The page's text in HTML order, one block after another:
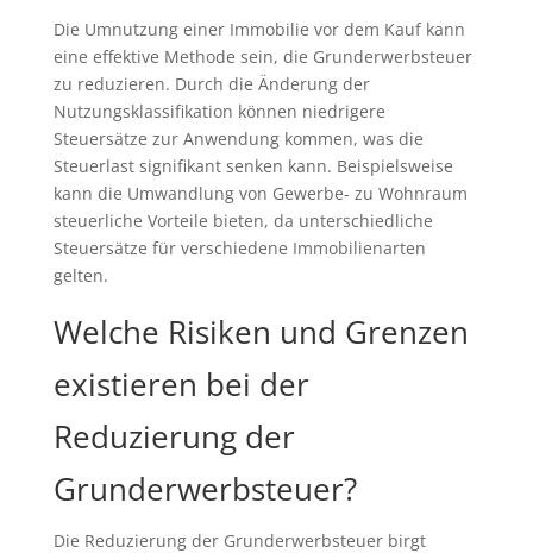
Die Umnutzung einer Immobilie vor dem Kauf kann
eine effektive Methode sein, die Grunderwerbsteuer
zu reduzieren. Durch die Änderung der
Nutzungsklassifikation können niedrigere
Steuersätze zur Anwendung kommen, was die
Steuerlast signifikant senken kann. Beispielsweise
kann die Umwandlung von Gewerbe- zu Wohnraum
steuerliche Vorteile bieten, da unterschiedliche
Steuersätze für verschiedene Immobilienarten
gelten.
Welche Risiken und Grenzen
existieren bei der
Reduzierung der
Grunderwerbsteuer?
Die Reduzierung der Grunderwerbsteuer birgt